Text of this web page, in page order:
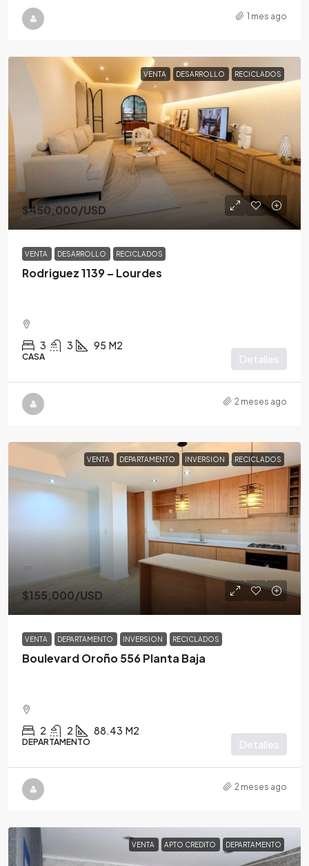
1 mes ago
VENTA DESARROLLO RECICLADOS
$450,000/USD
VENTA DESARROLLO RECICLADOS
Rodriguez 1139 – Lourdes
3 3 95 M2
CASA Detalles
2 meses ago
VENTA DEPARTAMENTO INVERSION RECICLADOS
$155,000/USD
VENTA DEPARTAMENTO INVERSION RECICLADOS
Boulevard Oroño 556 Planta Baja
2 2 88.43 M2
DEPARTAMENTO Detalles
2 meses ago
VENTA APTO CREDITO DEPARTAMENTO